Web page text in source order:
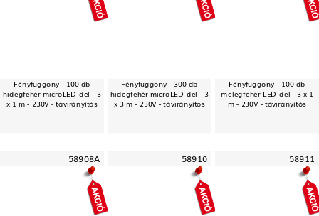
Fényfüggöny - 100 db
hidegfehér microLED-del - 3
x 1 m - 230V - távirányítós
Fényfüggöny - 300 db
hidegfehér microLED-del - 3
x 3 m - 230V - távirányítós
Fényfüggöny - 100 db
melegfehér LED-del - 3 x 1
m - 230V - távirányítós
58908A 58910 58911